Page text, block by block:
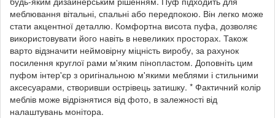
меблювання вітальні, спальні або передпокою. Він легко може
стати акцентної деталлю. Комфортна висота пуфа, дозволяє
використовувати його навіть в невеликих просторах. Також
варто відзначити неймовірну міцність виробу, за рахунок
посилення круглої рами м'яким пінопластом. Доповніть цим
пуфом інтер'єр з оригінальною м'якими меблями і стильними
аксесуарами, створивши острівець затишку. * Фактичний колір
меблів може відрізнятися від фото, в залежності від
налаштувань монітора.